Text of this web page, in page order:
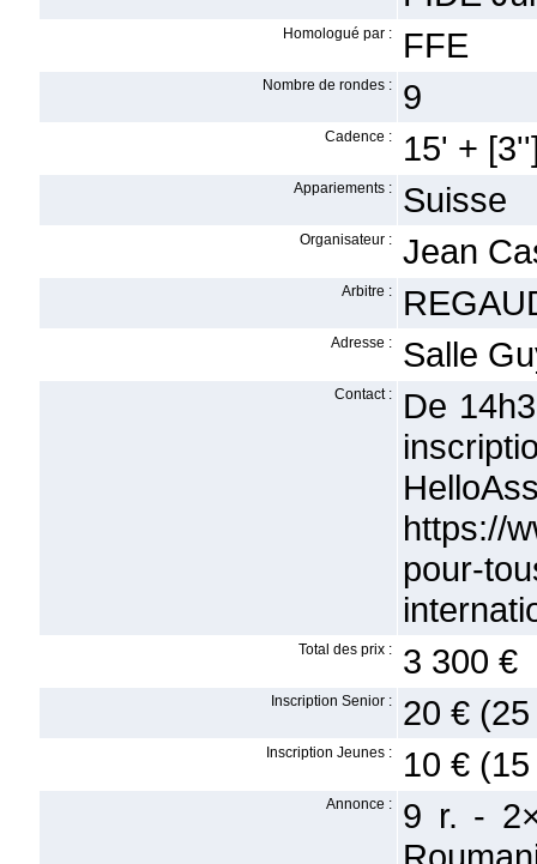
Homologué par : FFE
Nombre de rondes : 9
Cadence : 15' +
Appariements : Suisse
Organisateur : Jean
Arbitre :
Adresse : Salle
Contact :
De
https://
pour-
Total des prix : 3 300 €
Inscription Senior : 20 €
Inscription Jeunes : 10 €
Annonce :
9 r. -